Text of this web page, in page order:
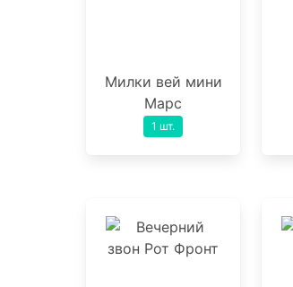
Милки вей мини
Марс
1 шт.